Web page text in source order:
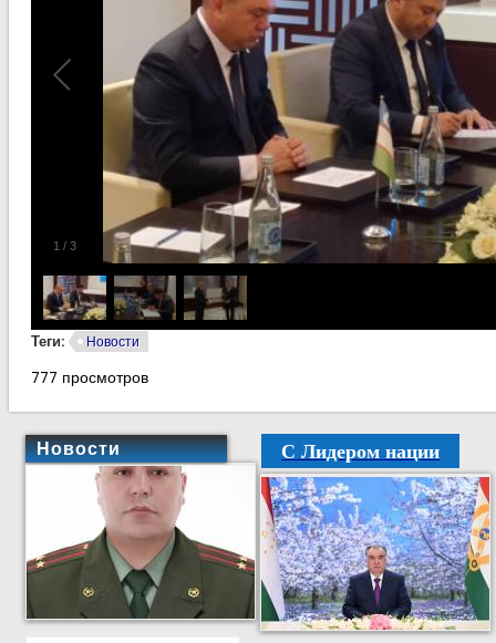
1 / 3
Теги: Новости
777 просмотров
Новости С Лидером нации